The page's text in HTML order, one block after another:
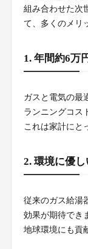
組み合わせた次
て、多くのメリ
1. 年間約6万
ガスと電気の最
ランニングコス
これは家計にと
2. 環境に優
従来のガス給湯
効果が期待でき
地球環境にも貢